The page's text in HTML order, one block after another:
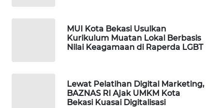
MUI Kota Bekasi Usulkan
Kurikulum Muatan Lokal Berbasis
Nilai Keagamaan di Raperda LGBT
Lewat Pelatihan Digital Marketing,
BAZNAS RI Ajak UMKM Kota
Bekasi Kuasai Digitalisasi
NEWS